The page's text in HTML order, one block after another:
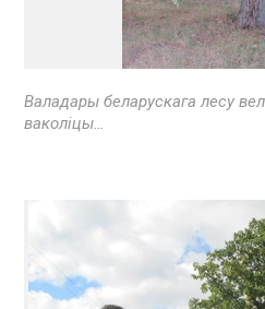
Валадары беларускага лесу
ваколіцы…